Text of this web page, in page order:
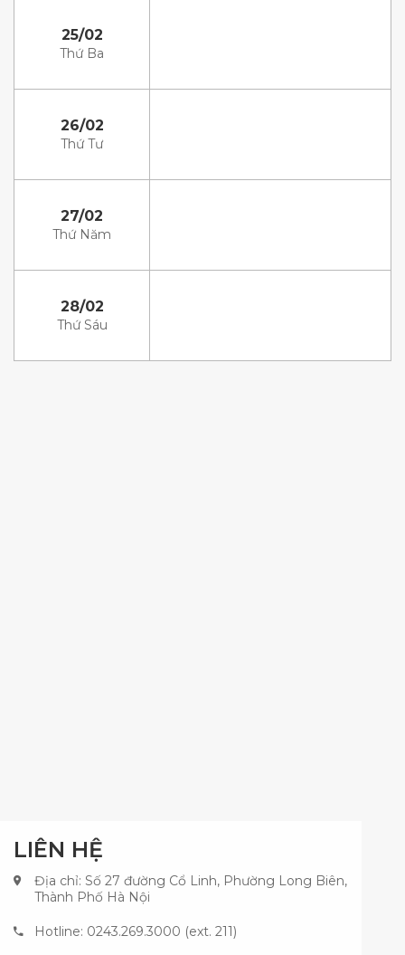
25/02
Thứ Ba
26/02
Thứ Tư
27/02
Thứ Năm
28/02
Thứ Sáu
LIÊN HỆ
Địa chỉ: Số 27 đường Cổ Linh, Phường Long Biên,
Thành Phố Hà Nội
Hotline: 0243.269.3000 (ext. 211)